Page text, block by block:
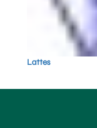
Lattes